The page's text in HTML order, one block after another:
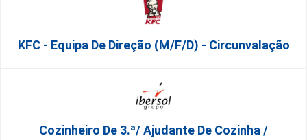
KFC - Equipa De Direção (m/f/d) - Circunvalação
Cozinheiro De 3.ª/ Ajudante De Cozinha /